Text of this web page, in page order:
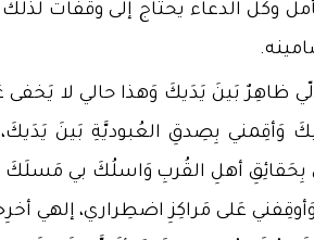
وكل الدعاء يحتاج إلى وقفات
ظاهِرٌ بَينَ يَدَيكَ وَهذا حالي لا
وَأقِمني بِصِدقِ العُبوديَّةِ بَينَ
أهلِ القُربِ وَاسلُكَ بي مَسلَكَ
وَأوقِفني عَلى مَراكِزِ اضطِراري، إلهي